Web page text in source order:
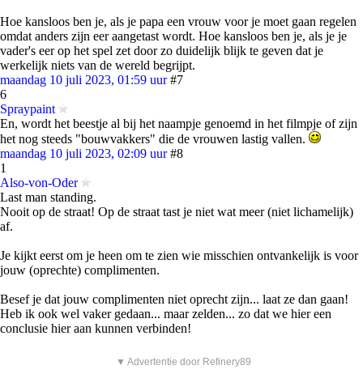
Hoe kansloos ben je, als je papa een vrouw voor je moet gaan regelen
omdat anders zijn eer aangetast wordt. Hoe kansloos ben je, als je je
vader's eer op het spel zet door zo duidelijk blijk te geven dat je
werkelijk niets van de wereld begrijpt.
maandag 10 juli 2023, 01:59 uur #7
6
Spraypaint
En, wordt het beestje al bij het naampje genoemd in het filmpje of zijn
het nog steeds "bouwvakkers" die de vrouwen lastig vallen.
maandag 10 juli 2023, 02:09 uur #8
1
Also-von-Oder
Last man standing.
Nooit op de straat! Op de straat tast je niet wat meer (niet lichamelijk)
af.
Je kijkt eerst om je heen om te zien wie misschien ontvankelijk is voor
jouw (oprechte) complimenten.
Besef je dat jouw complimenten niet oprecht zijn... laat ze dan gaan!
Heb ik ook wel vaker gedaan... maar zelden... zo dat we hier een
conclusie hier aan kunnen verbinden!
▼ Advertentie door Refinery89